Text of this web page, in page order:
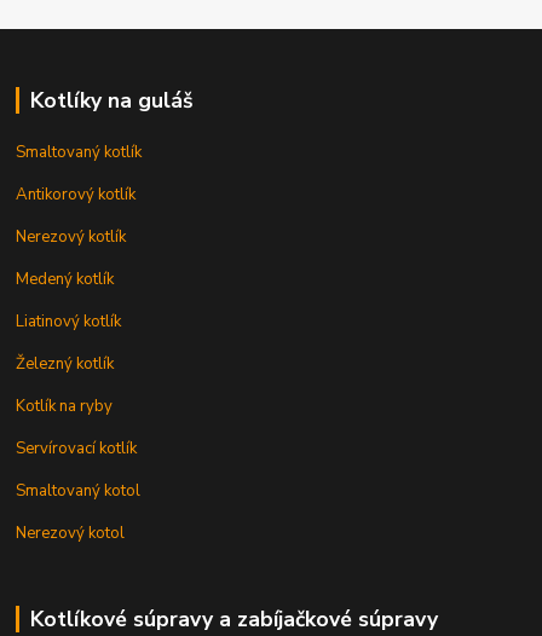
Kotlíky na guláš
Smaltovaný kotlík
Antikorový kotlík
Nerezový kotlík
Medený kotlík
Liatinový kotlík
Železný kotlík
Kotlík na ryby
Servírovací kotlík
Smaltovaný kotol
Nerezový kotol
Kotlíkové súpravy a zabíjačkové súpravy